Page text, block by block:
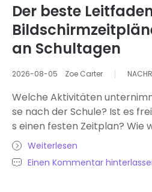
Der beste
an Schultagen
2026-08-05 Zoe Carter
Welche Aktivitäten
se nach der Schule? Ist es
s einen festen Zeitplan? Wie
Kinder und Jugendliche
n und verbringen stattdessen
men wie Fernsehern, Tablets
Weiterlesen
Einen Kommentar